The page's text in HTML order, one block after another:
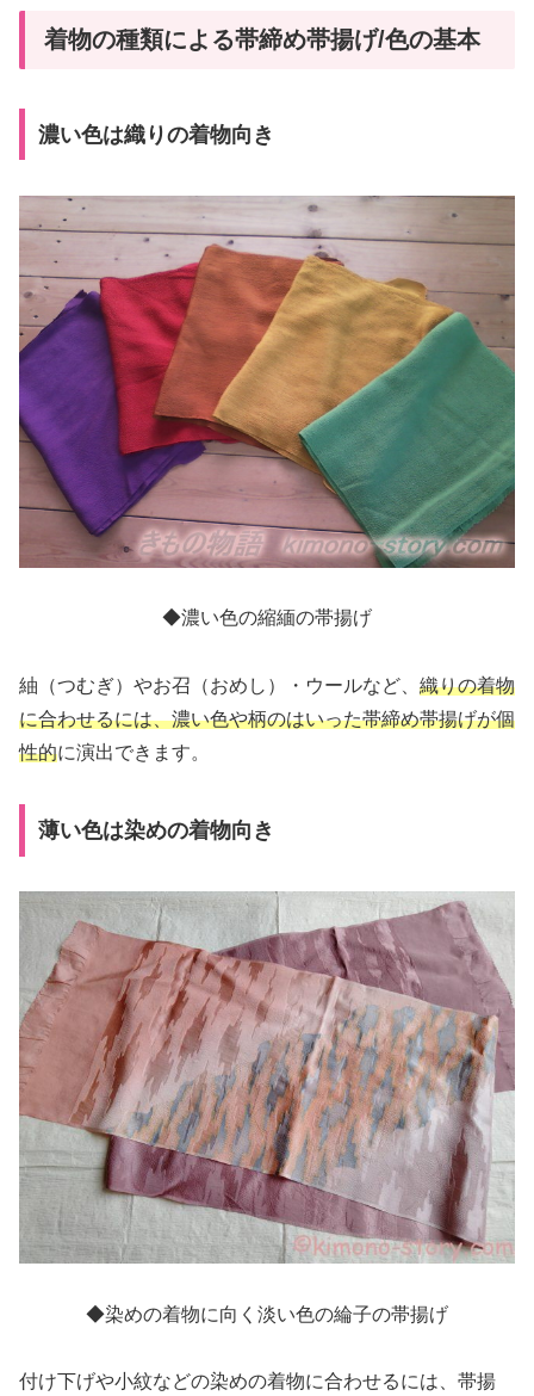
着物の種類による帯締め帯揚げ/色の基本
濃い色は織りの着物向き
◆濃い色の縮緬の帯揚げ
紬（つむぎ）やお召（おめし）・ウールなど、 織りの着物
に合わせるには、濃い色や柄のはいった帯締め帯揚げが個
性的に演出できます。
薄い色は染めの着物向き
◆染めの着物に向く淡い色の綸子の帯揚げ
付け下げや小紋などの染めの着物に合わせるには、帯揚